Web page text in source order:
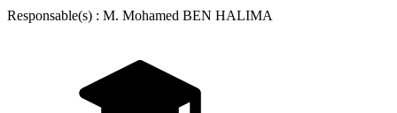
Responsable(s) : M. Mohamed BEN HALIMA